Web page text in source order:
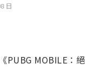
日
PUBG MOBILE：絕